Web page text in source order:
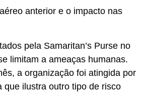
anterior e o impacto nas
pela Samaritan’s Purse no
limitam a ameaças humanas.
a organização foi atingida por
que ilustra outro tipo de risco